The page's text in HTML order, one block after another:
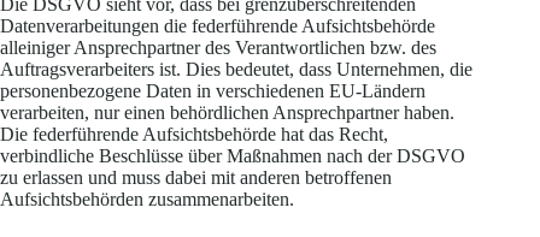
Datenverarbeitungen die federführende Aufsichtsbehörde
alleiniger Ansprechpartner des Verantwortlichen bzw. des
Auftragsverarbeiters ist. Dies bedeutet, dass Unternehmen, die
personenbezogene Daten in verschiedenen EU-Ländern
verarbeiten, nur einen behördlichen Ansprechpartner haben.
Die federführende Aufsichtsbehörde hat das Recht,
verbindliche Beschlüsse über Maßnahmen nach der DSGVO
zu erlassen und muss dabei mit anderen betroffenen
Aufsichtsbehörden zusammenarbeiten.